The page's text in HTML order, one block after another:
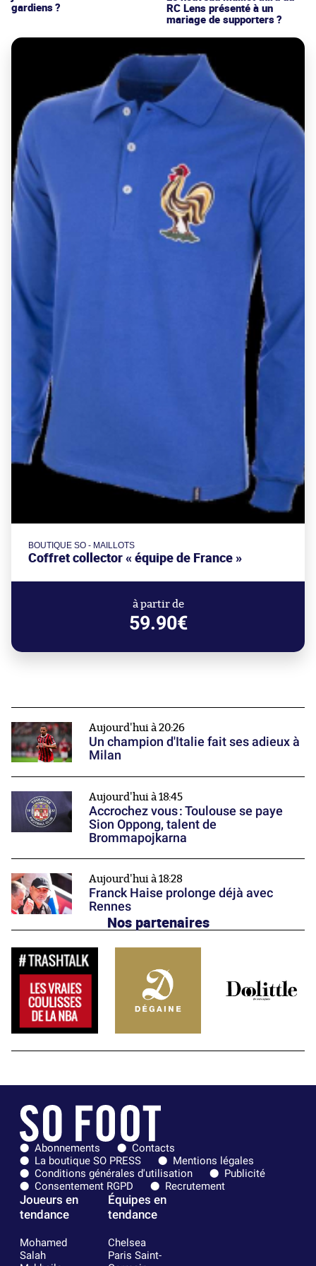
gardiens ?
RC Lens présenté à un
mariage de supporters ?
BOUTIQUE SO - MAILLOTS
Coffret collector « équipe de France »
à partir de
59.90€
Aujourd'hui à 20:26
Un champion d'Italie fait ses adieux à
Milan
Aujourd'hui à 18:45
Accrochez vous : Toulouse se paye
Sion Oppong, talent de
Brommapojkarna
Aujourd'hui à 18:28
Franck Haise prolonge déjà avec
Rennes
Nos partenaires
Abonnements
Contacts
La boutique SO PRESS
Mentions légales
Conditions générales d'utilisation
Publicité
Consentement RGPD
Recrutement
Joueurs en
tendance
Mohamed
Salah
Équipes en
tendance
Chelsea
Paris Saint-